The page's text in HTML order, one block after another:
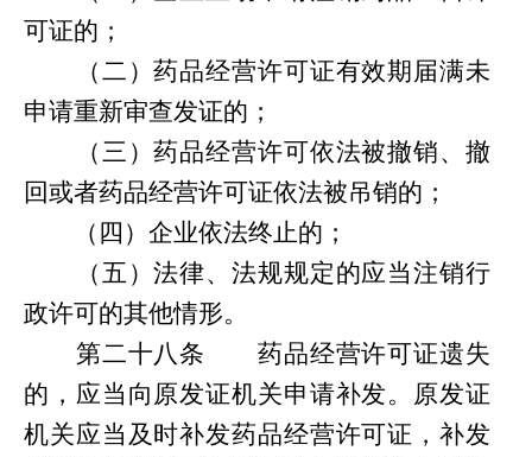
可证的；
（二）药品经营许可证有效期届满未
申请重新审查发证的；
（三）药品经营许可依法被撤销、撤
回或者药品经营许可证依法被吊销的；
（四）企业依法终止的；
（五）法律、法规规定的应当注销行
政许可的其他情形。
第二十八条
药品经营许可证遗失
的，应当向原发证机关申请补发。原发证
机关应当及时补发药品经营许可证，补发